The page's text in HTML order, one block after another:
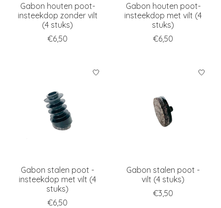
Gabon houten poot-
insteekdop zonder vilt
(4 stuks)
€6,50
Gabon houten poot-
insteekdop met vilt (4
stuks)
€6,50
Gabon stalen poot -
insteekdop met vilt (4
stuks)
€6,50
Gabon stalen poot -
vilt (4 stuks)
€3,50